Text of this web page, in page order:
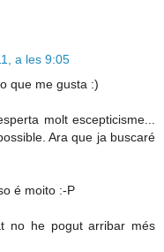
a les 9:05
que me gusta :)
molt escepticisme...
Ara que ja buscaré
é moito :-P
no he pogut arribar més